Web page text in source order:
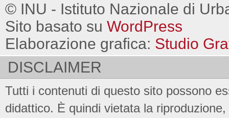
© INU - Istituto Nazionale di
Sito basato su WordPress
Elaborazione grafica: Studio
DISCLAIMER
Tutti i contenuti di questo sito possono
didattico. È quindi vietata la